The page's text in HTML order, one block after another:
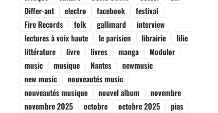
Differ-ant
electro facebook
festival
Fire Records
folk gallimard
interview
lectures à voix haute
le parisien librairie
lilie
littérature
livre livres manga
Modulor
music
musique Nantes
newmusic
new music
nouveautés music
nouveautés musique
nouvel album
novembre
novembre 2025
octobre octobre 2025
pias